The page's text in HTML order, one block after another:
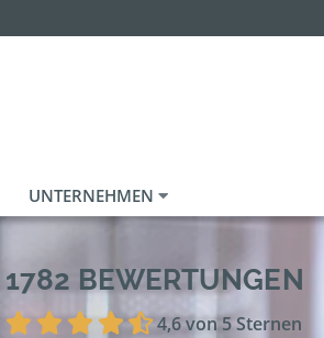
UNTERNEHMEN
1782 BEWERTUNGEN
4,6 von 5 Sternen